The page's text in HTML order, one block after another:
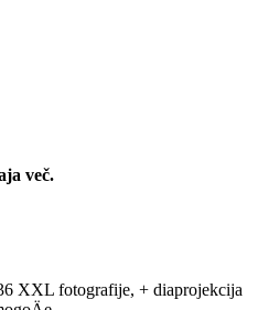
več.
XXL fotografije, + diaprojekcija